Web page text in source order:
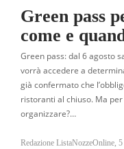
Green pass
come e
Green pass: dal 6 agosto
vorrà accedere a
già confermato che
ristoranti al chiuso. Ma
organizzare?…
Redazione ListaNozzeOnline 5